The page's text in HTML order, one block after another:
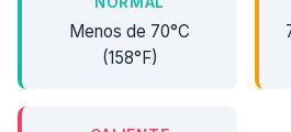
Menos de 70°C
(158°F)